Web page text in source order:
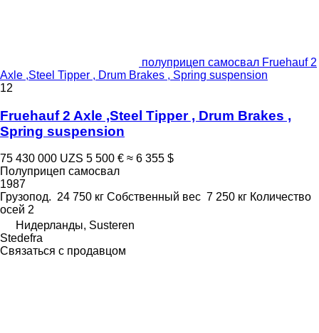
полуприцеп самосвал Fruehauf 2
Axle ,Steel Tipper , Drum Brakes , Spring suspension
12
Fruehauf 2 Axle ,Steel Tipper , Drum Brakes ,
Spring suspension
75 430 000 UZS 5 500 € ≈ 6 355 $
Полуприцеп самосвал
1987
Грузопод. 24 750 кг Собственный вес 7 250 кг Количество
осей 2
Нидерланды, Susteren
Stedefra
Связаться с продавцом